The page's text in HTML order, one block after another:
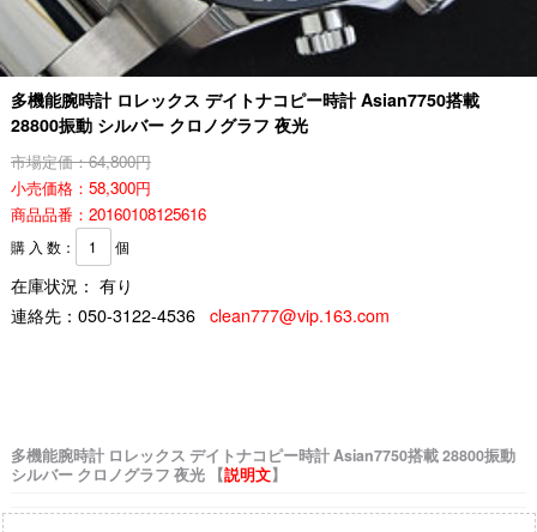
多機能腕時計 ロレックス デイトナコピー時計 Asian7750搭載
28800振動 シルバー クロノグラフ 夜光
市場定価：64,800円
小売価格：58,300円
商品品番：20160108125616
購 入 数： 個
在庫状況： 有り
連絡先： 050-3122-4536 clean777@vip.163.com
多機能腕時計 ロレックス デイトナコピー時計 Asian7750搭載 28800振動
シルバー クロノグラフ 夜光 【説明文】